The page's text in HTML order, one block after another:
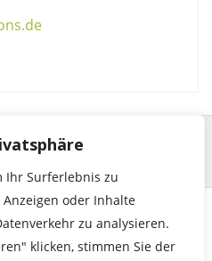
Ihr Surferlebnis zu
oder Inhalte
zu analysieren.
klicken, stimmen Sie der
29 | 71364 winnenden |